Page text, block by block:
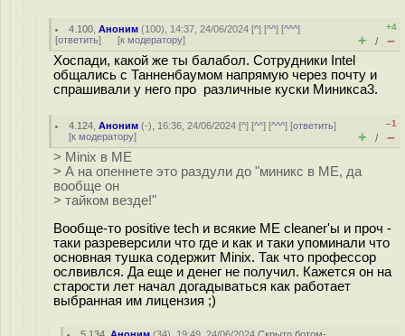
4.100 ,Аноним (100), 14:37, 24/06/2024 [^] [^^] [^^^]
[ответить] [к модератору]
+4
+ / –
Хоспади, какой же ты балабол. Сотрудники Intel
общались с Танненбаумом напрямую через почту и
спрашивали у него про различные куски Миникса3.
4.124 ,Аноним (-), 16:36, 24/06/2024 [^] [^^] [^^^] [ответить]
[к модератору]
–1
+ / –
> Minix в ME
> А на опеннете это раздули до "миникс в МЕ, да
вообще он
> тайком везде!"
Вообще-то positive tech и всякие ME cleaner'ы и проч -
таки разреверсили что где и как и таки упоминали что
основная тушка содержит Minix. Так что профессор
ослвивлся. Да еще и денег не получил. Кажется он на
старости лет начал догадываться как работает
выбранная им лицензия ;)